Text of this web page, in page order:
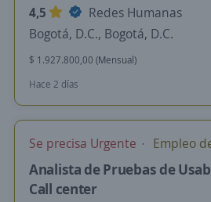
4,5
Redes Humanas
Bogotá, D.C., Bogotá, D.C.
$ 1.927.800,00 (Mensual)
Hace 2 días
Se precisa Urgente Empleo
Analista de Pruebas de
Call center